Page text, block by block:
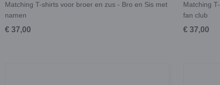
Matching T-shirts voor broer en zus - Bro en Sis met
namen
€ 37,00
Matching
fan club
€ 37,00